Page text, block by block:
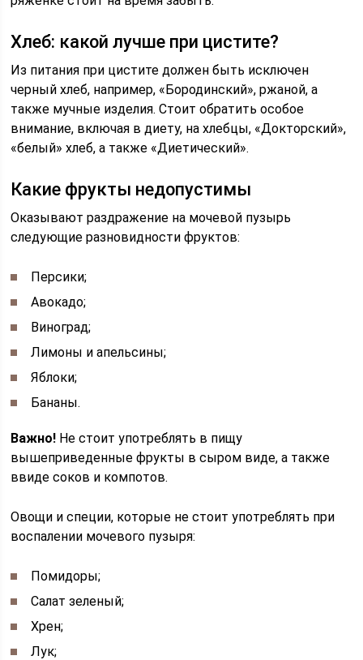
Хлеб: какой лучше при цистите?
Из питания при цистите должен быть исключен
черный хлеб, например, «Бородинский», ржаной, а
также мучные изделия. Стоит обратить особое
внимание, включая в диету, на хлебцы, «Докторский»,
«белый» хлеб, а также «Диетический».
Какие фрукты недопустимы
Оказывают раздражение на мочевой пузырь
следующие разновидности фруктов:
Персики;
Авокадо;
Виноград;
Лимоны и апельсины;
Яблоки;
Бананы.
Важно! Не стоит употреблять в пищу
вышеприведенные фрукты в сыром виде, а также
ввиде соков и компотов.
Овощи и специи, которые не стоит употреблять при
воспалении мочевого пузыря:
Помидоры;
Салат зеленый;
Хрен;
Лук;